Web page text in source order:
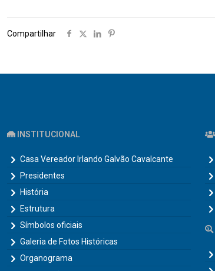
Compartilhar
INSTITUCIONAL
Casa Vereador Irlando Galvão Cavalcante
Presidentes
História
Estrutura
Símbolos oficiais
Galeria de Fotos Históricas
Organograma